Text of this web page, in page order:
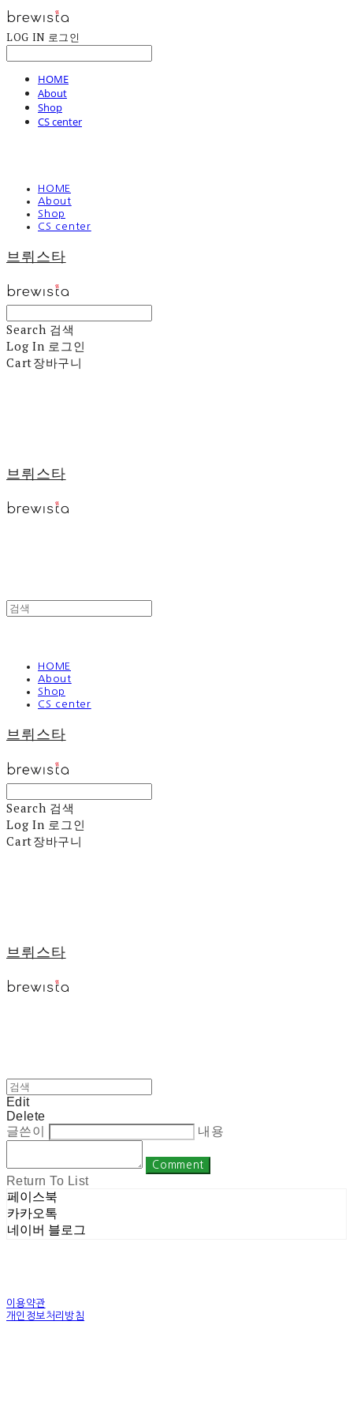
LOG IN 로그인
HOME
About
Shop
CS center
HOME
About
Shop
CS center
브뤼스타
Search 검색
Log In 로그인
Cart장바구니
브뤼스타
HOME
About
Shop
CS center
브뤼스타
Search 검색
Log In 로그인
Cart장바구니
브뤼스타
Edit
Delete
글쓴이
내용
Comment
Return To List
페이스북
카카오톡
네이버 블로그
이용약관
개인정보처리방침